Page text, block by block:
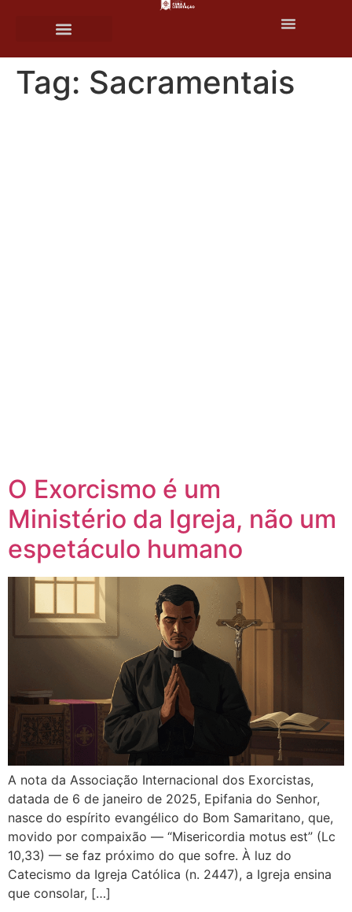
Tag: Sacramentais
O Exorcismo é um
Ministério da Igreja, não um
espetáculo humano
A nota da Associação Internacional dos Exorcistas,
datada de 6 de janeiro de 2025, Epifania do Senhor,
nasce do espírito evangélico do Bom Samaritano, que,
movido por compaixão — “Misericordia motus est” (Lc
10,33) — se faz próximo do que sofre. À luz do
Catecismo da Igreja Católica (n. 2447), a Igreja ensina
que consolar, […]